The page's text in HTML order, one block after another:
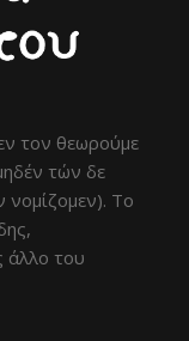
τον θεωρούμε
τών δε
νομίζομεν). Το
άλλο του